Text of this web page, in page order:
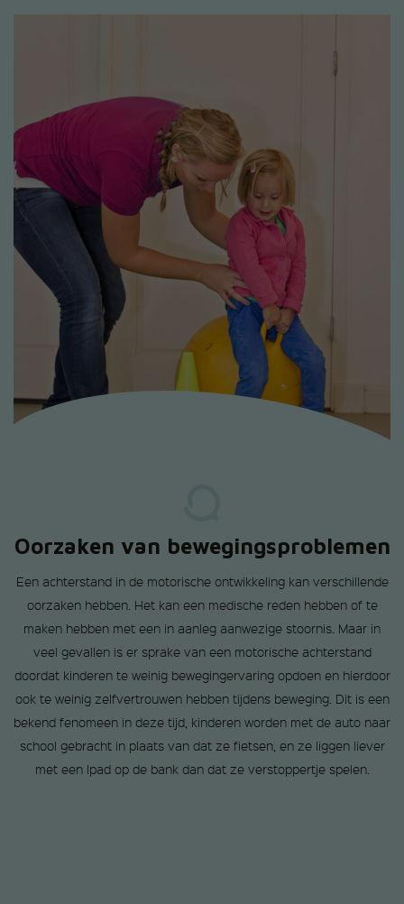
Oorzaken van bewegingsproblemen
Een achterstand in de motorische ontwikkeling kan verschillende
oorzaken hebben. Het kan een medische reden hebben of te
maken hebben met een in aanleg aanwezige stoornis. Maar in
veel gevallen is er sprake van een motorische achterstand
doordat kinderen te weinig bewegingervaring opdoen en hierdoor
ook te weinig zelfvertrouwen hebben tijdens beweging. Dit is een
bekend fenomeen in deze tijd, kinderen worden met de auto naar
school gebracht in plaats van dat ze fietsen, en ze liggen liever
met een Ipad op de bank dan dat ze verstoppertje spelen.